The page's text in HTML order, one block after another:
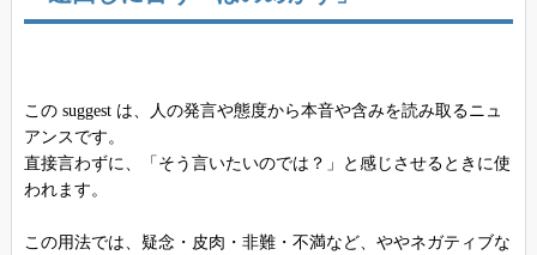
この suggest は、人の発言や態度から本音や含みを読み取るニュ
アンスです。
直接言わずに、「そう言いたいのでは？」と感じさせるときに使
われます。
この用法では、疑念・皮肉・非難・不満など、ややネガティブな